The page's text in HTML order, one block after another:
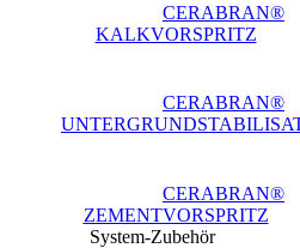
CERABRAN®
KALKVORSPRITZ
CERABRAN®
CERABRAN®
ZEMENTVORSPRITZ
System-Zubehör